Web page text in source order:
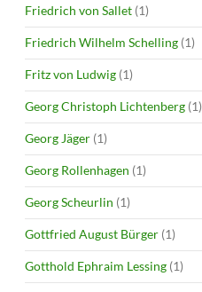
Friedrich von Sallet (1)
Friedrich Wilhelm Schelling (1)
Fritz von Ludwig (1)
Georg Christoph Lichtenberg (1)
Georg Jäger (1)
Georg Rollenhagen (1)
Georg Scheurlin (1)
Gottfried August Bürger (1)
Gotthold Ephraim Lessing (1)